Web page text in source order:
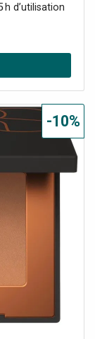
d’utilisation
Slot Micro SD
via app
léger et
-10%